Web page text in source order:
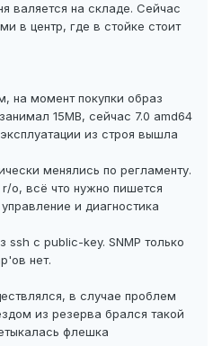
валяется на складе. Сейчас
в центр, где в стойке стоит
на момент покупки образ
15MB, сейчас 7.0 amd64
из строя вышла
менялись по регламенту.
o, всё что нужно пишется
и диагностика
ssh с public-key. SNMP только
нет.
в случае проблем
из резерва брался такой
флешка